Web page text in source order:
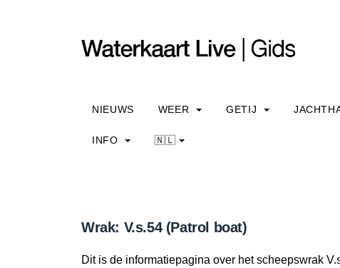
NIEUWS WEER GETIJ
INFO 🇳🇱
Wrak: V.s.54 (Patrol boat)
Dit is de informatiepagina over het scheepswrak